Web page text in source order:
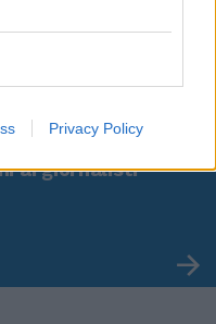
Privacy Policy
01:16
ai giornalisti